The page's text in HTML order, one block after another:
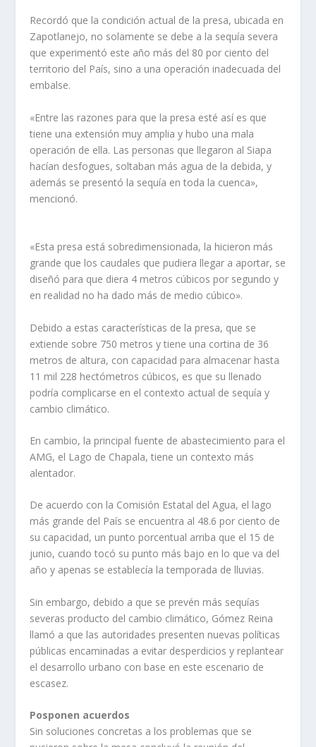
Recordó que la condición actual de la presa, ubicada en
Zapotlanejo, no solamente se debe a la sequía severa
que experimentó este año más del 80 por ciento del
territorio del País, sino a una operación inadecuada del
embalse.
«Entre las razones para que la presa esté así es que
tiene una extensión muy amplia y hubo una mala
operación de ella. Las personas que llegaron al Siapa
hacían desfogues, soltaban más agua de la debida, y
además se presentó la sequía en toda la cuenca»,
mencionó.
«Esta presa está sobredimensionada, la hicieron más
grande que los caudales que pudiera llegar a aportar, se
diseñó para que diera 4 metros cúbicos por segundo y
en realidad no ha dado más de medio cúbico».
Debido a estas características de la presa, que se
extiende sobre 750 metros y tiene una cortina de 36
metros de altura, con capacidad para almacenar hasta
11 mil 228 hectómetros cúbicos, es que su llenado
podría complicarse en el contexto actual de sequía y
cambio climático.
En cambio, la principal fuente de abastecimiento para el
AMG, el Lago de Chapala, tiene un contexto más
alentador.
De acuerdo con la Comisión Estatal del Agua, el lago
más grande del País se encuentra al 48.6 por ciento de
su capacidad, un punto porcentual arriba que el 15 de
junio, cuando tocó su punto más bajo en lo que va del
año y apenas se establecía la temporada de lluvias.
Sin embargo, debido a que se prevén más sequías
severas producto del cambio climático, Gómez Reina
llamó a que las autoridades presenten nuevas políticas
públicas encaminadas a evitar desperdicios y replantear
el desarrollo urbano con base en este escenario de
escasez.
Posponen acuerdos
Sin soluciones concretas a los problemas que se